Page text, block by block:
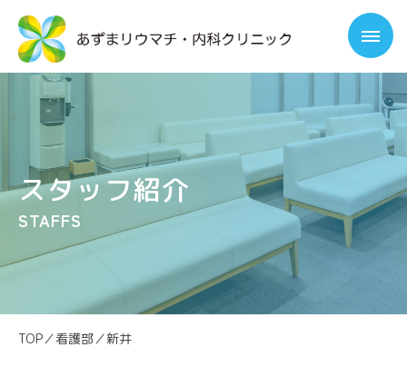
スタッフ紹介
STAFFS
TOP／看護部／新井